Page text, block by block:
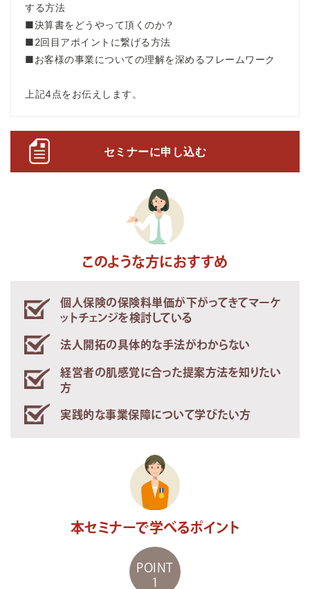
する方法
■決算書をどうやって頂くのか？
■2回目アポイントに繋げる方法
■お客様の事業についての理解を深めるフレームワーク
上記4点をお伝えします。
セミナーに申し込む
このような方におすすめ
個人保険の保険料単価が下がってきてマーケ
ットチェンジを検討している
法人開拓の具体的な手法がわからない
経営者の肌感覚に合った提案方法を知りたい
方
実践的な事業保障について学びたい方
本セミナーで学べるポイント
POINT
1